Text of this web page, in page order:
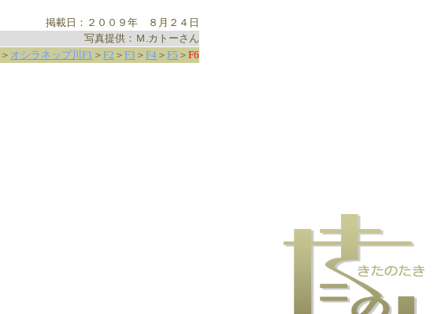
掲載日：２００９年 ８月２４日
写真提供：Ｍ.カトーさん
＞ オシラネップ川F1 ＞ F2 ＞ F3 ＞ F4 ＞ F5 ＞ F6